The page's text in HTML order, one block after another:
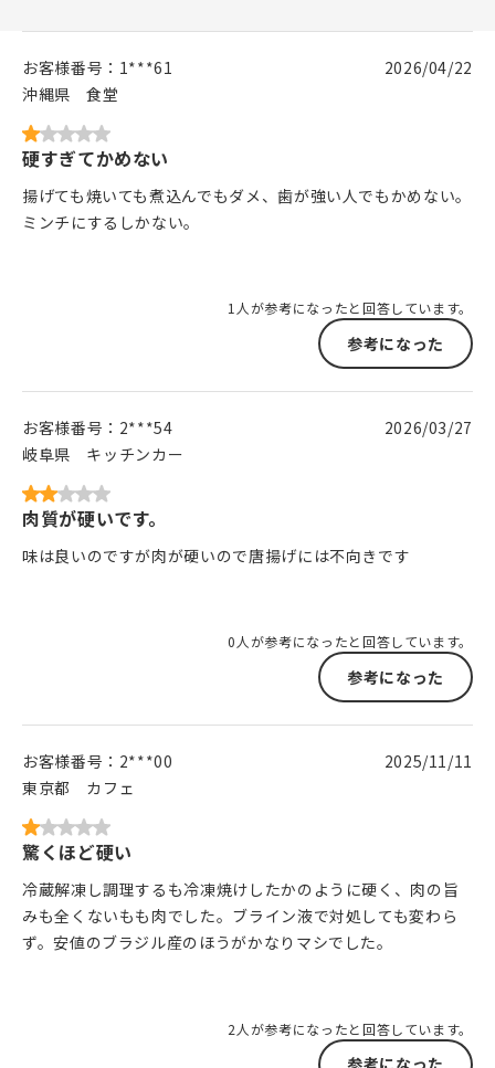
お客様番号： 1***61
沖縄県
食堂
2026/04/22
硬すぎてかめない
揚げても焼いても煮込んでもダメ、歯が強い人でもかめない。
ミンチにするしかない。
1人が参考になったと回答しています。
参考になった
お客様番号： 2***54
岐阜県
キッチンカー
2026/03/27
肉質が硬いです。
味は良いのですが肉が硬いので唐揚げには不向きです
0人が参考になったと回答しています。
参考になった
お客様番号： 2***00
東京都
カフェ
2025/11/11
驚くほど硬い
冷蔵解凍し調理するも冷凍焼けしたかのように硬く、肉の旨
みも全くないもも肉でした。ブライン液で対処しても変わら
ず。安値のブラジル産のほうがかなりマシでした。
2人が参考になったと回答しています。